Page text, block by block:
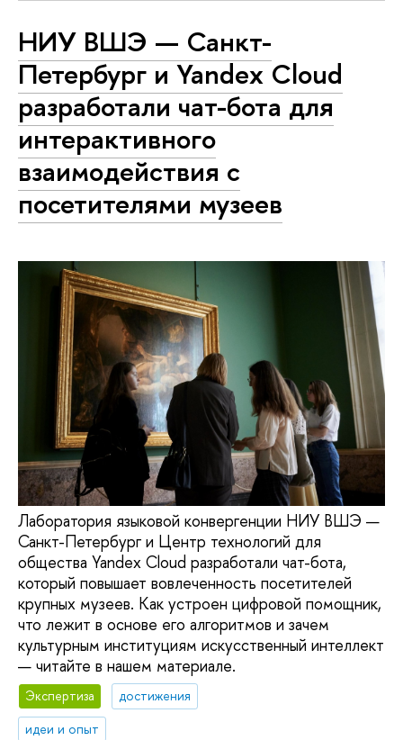
НИУ ВШЭ — Санкт-
Петербург и Yandex Cloud
разработали чат-бота для
интерактивного
взаимодействия с
посетителями музеев
Лаборатория языковой конвергенции НИУ ВШЭ —
Санкт-Петербург и Центр технологий для
общества Yandex Cloud разработали чат-бота,
который повышает вовлеченность посетителей
крупных музеев. Как устроен цифровой помощник,
что лежит в основе его алгоритмов и зачем
культурным институциям искусственный интеллект
— читайте в нашем материале.
Экспертиза
достижения
идеи и опыт